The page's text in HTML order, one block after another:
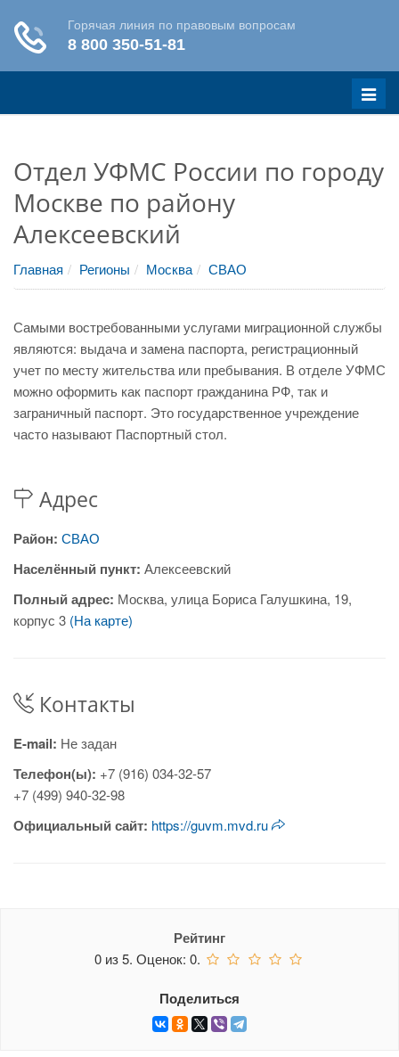
Меню
Отдел УФМС России по городу
Москве по району
Алексеевский
Главная Регионы Москва СВАО
Самыми востребованными услугами миграционной службы
являются: выдача и замена паспорта, регистрационный
учет по месту жительства или пребывания. В отделе УФМС
можно оформить как паспорт гражданина РФ, так и
заграничный паспорт. Это государственное учреждение
часто называют Паспортный стол.
Адрес
Район: СВАО
Населённый пункт: Алексеевский
Полный адрес: Москва, улица Бориса Галушкина, 19,
корпус 3 (На карте)
Контакты
E-mail: Не задан
Телефон(ы): +7 (916) 034-32-57
+7 (499) 940-32-98
Официальный сайт: https://guvm.mvd.ru
Рейтинг
0 из5. Оценок:0.
Поделиться